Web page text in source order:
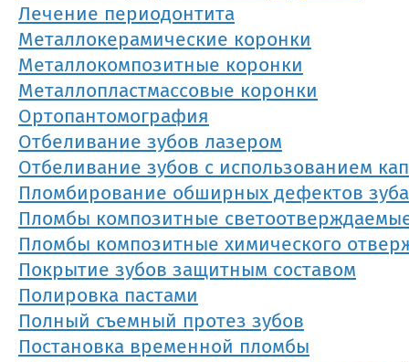
Лечение периодонтита
Металлокерамические коронки
Металлокомпозитные коронки
Металлопластмассовые коронки
Ортопантомография
Отбеливание зубов лазером
Отбеливание зубов с использованием
Пломбирование обширных дефектов
Пломбы композитные
Пломбы композитные химического
Покрытие зубов защитным составом
Полировка пастами
Полный съемный протез зубов
Постановка временной пломбы